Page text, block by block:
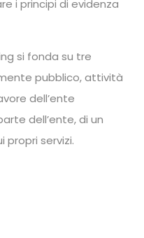
i principi di evidenza
si fonda su tre
pubblico, attività
dell’ente
dell’ente, di un
propri servizi.